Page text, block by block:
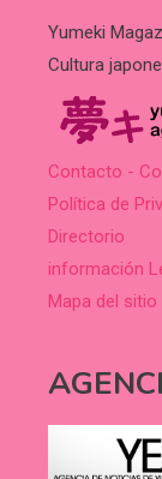
Yumeki
Cultura
Contacto -
Política de
Directorio
información
Mapa del sitio